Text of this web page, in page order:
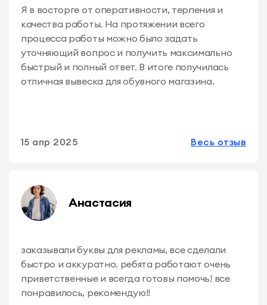
Я в восторге от оперативности, терпения и
качества работы. На протяжении всего
процесса работы можно было задать
уточняющий вопрос и получить максимально
быстрый и полный ответ. В итоге получилась
отличная вывеска для обувного магазина.
Весь отзыв
15 апр 2025
Анастасия
заказывали буквы для рекламы, все сделали
быстро и аккуратно. ребята работают очень
приветственные и всегда готовы помочь! все
понравилось, рекомендую!!